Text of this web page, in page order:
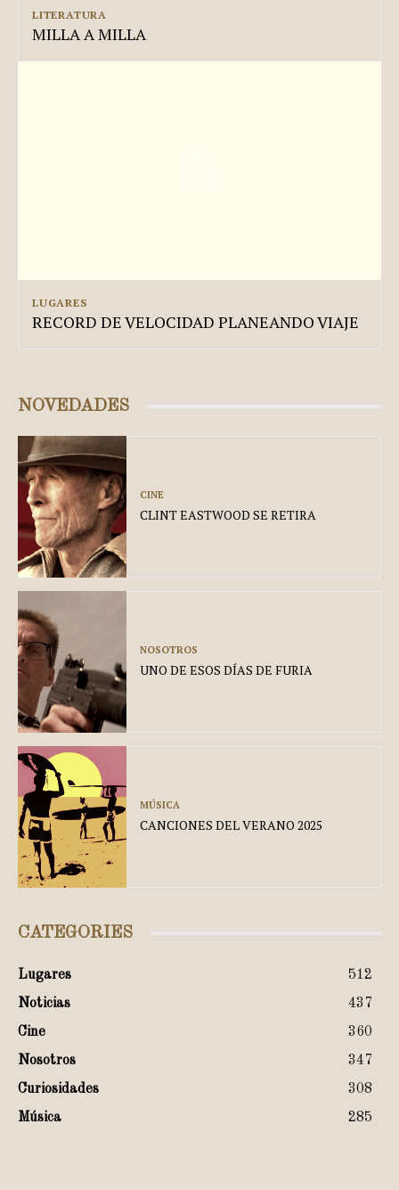
LITERATURA
MILLA A MILLA
LUGARES
RECORD DE VELOCIDAD PLANEANDO VIAJE
NOVEDADES
CINE
CLINT EASTWOOD SE RETIRA
NOSOTROS
UNO DE ESOS DÍAS DE FURIA
MÚSICA
CANCIONES DEL VERANO 2025
CATEGORIES
Lugares
512
Noticias
437
Cine
360
Nosotros
347
Curiosidades
308
Música
285